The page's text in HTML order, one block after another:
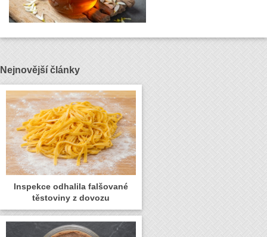
Nejnovější články
Inspekce odhalila falšované
těstoviny z dovozu